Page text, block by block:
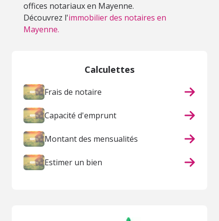
offices notariaux en Mayenne.
Découvrez l'immobilier des notaires en
Mayenne.
Calculettes
Frais de notaire
Capacité d'emprunt
Montant des mensualités
Estimer un bien